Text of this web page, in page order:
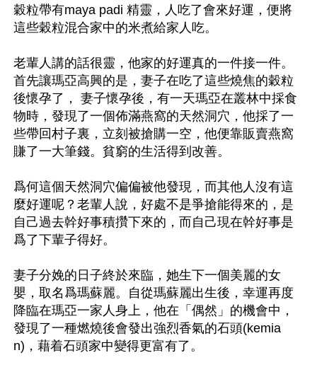
穀粒帶有maya padi 精靈，人吃了會來好運，便將
這些穀粒混合家中的米煮給家人吃。
老輩人講的話很靈，他家的好運真的一件接一件。
首先讓瑪亞高興的是，妻子在吃了這些燒焦的穀粒
後懷孕了， 妻子懷孕後，有一天瑪亞在叢林中採食
物時，發現了一個佈滿燕窩的天然洞穴，他採了一
些帶回村子裏，立刻被搶購一空，他便靠販賣燕窩
賺了一大筆錢。貧窮的生活得到改善。
爲何這個天然洞穴偏偏被他發現，而其他人沒有這
麼好運呢？老輩人說，好處不是爭搶能得來的，是
自己過去幹好事積攢下來的，而自己現在幹好事是
爲了下輩子得好。
妻子分娩的日子終於來臨，她生下一個美麗的女
嬰，取名爲瑪蘇麗。自從瑪蘇麗出生後，幸運再度
降臨在瑪亞一家人身上，他在「偶然」的機會中，
發現了一種燃燒後會發出強烈香氣的石頭(kemia
n)，藉着石頭家中變得更富有了。